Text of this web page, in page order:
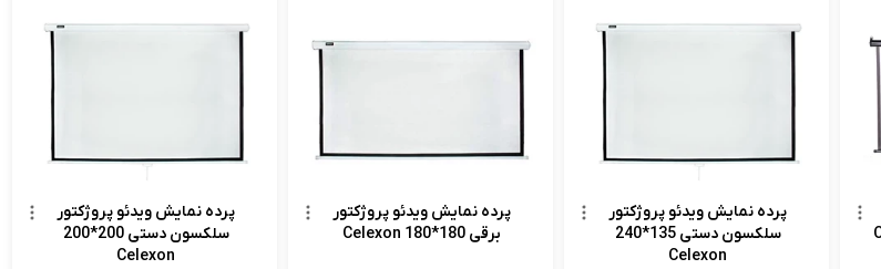
پرده نمایش ویدئو پروژکتور
سلکسون دستی 135*240
Celexon
پرده نمایش ویدئو پروژکتور
برقی 180*180 Celexon
پرده نمایش ویدئو پروژکتور
سلکسون دستی 200*200
Celexon